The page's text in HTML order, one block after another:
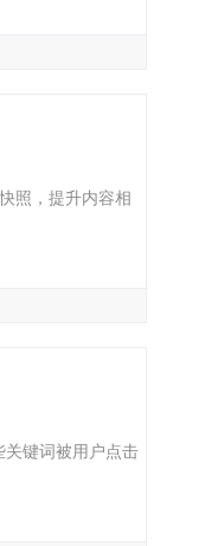
照，提升内容相
键词被用户点击